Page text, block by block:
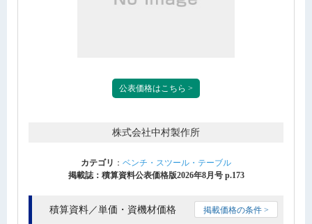
公表価格はこちら >
株式会社中村製作所
カテゴリ ： ベンチ・スツール・テーブル
掲載誌：積算資料公表価格版2026年8月号 p.173
積算資料／単価・資機材価格 掲載価格の条件 >